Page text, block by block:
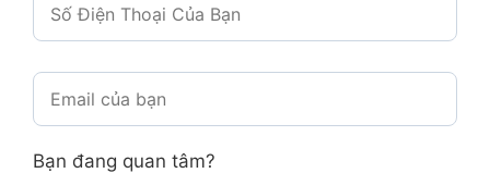
Bạn đang quan tâm?